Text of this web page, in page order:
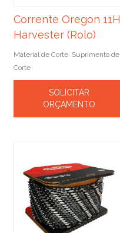
Corrente Oregon 11H
Harvester (Rolo)
Material de Corte Suprimento de
Corte
SOLICITAR
ORÇAMENTO